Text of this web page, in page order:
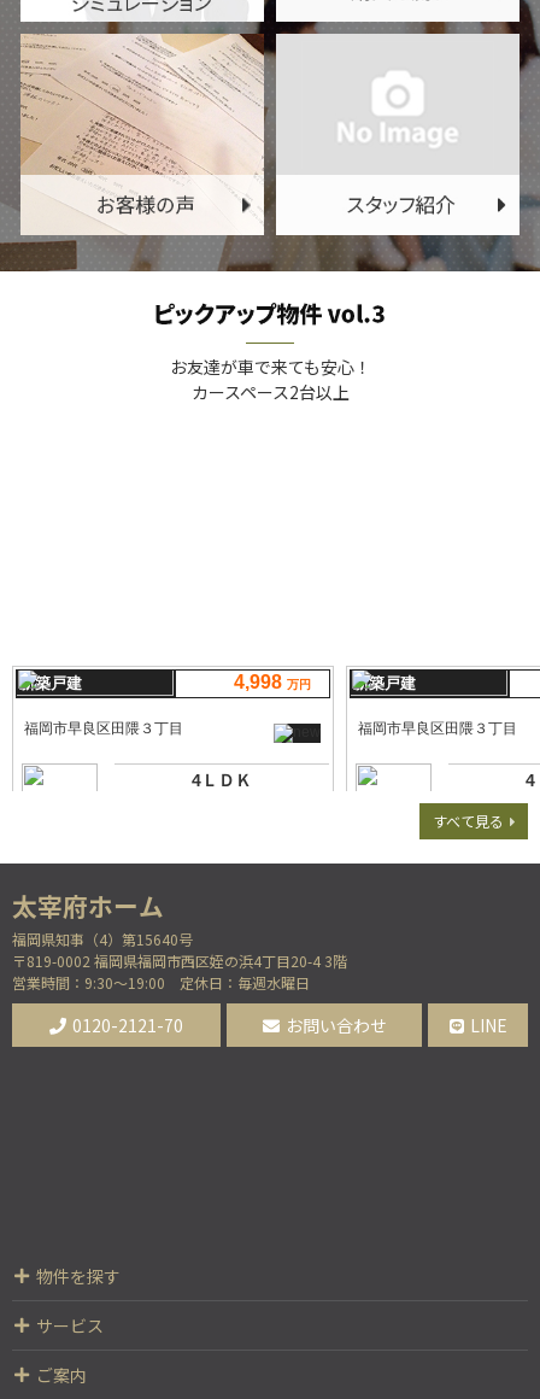
お友達が車で来ても安心！
カースペース2台以上
すべて見る
福岡県知事（4）第15640号
〒819-0002 福岡県福岡市西区姪の浜4丁目20-4 3階
営業時間：9:30～19:00
定休日：毎週水曜日
0120-2121-70 お問い合わせ LINE
物件を探す
サービス
ご案内